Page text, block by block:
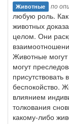
Животные по
любую роль.
животных
целом. Они
Животные могут
могут
беспокойство.
влиянием
толкования
какому-либо